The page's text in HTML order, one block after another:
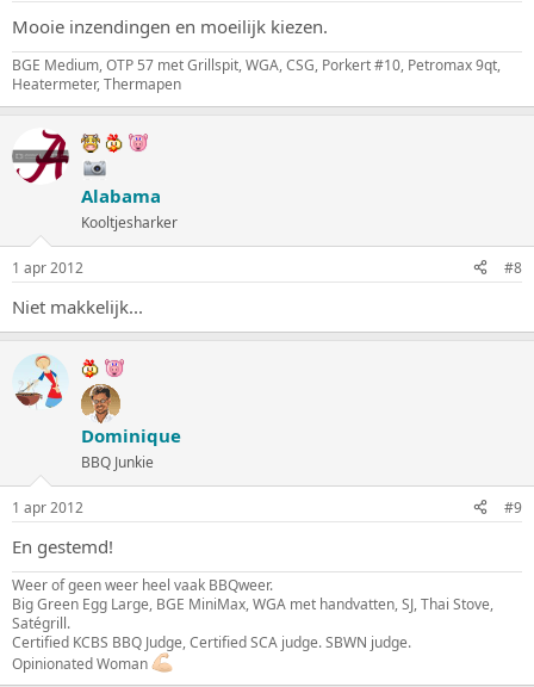
Mooie inzendingen en moeilijk kiezen.
BGE Medium, OTP 57 met Grillspit, WGA, CSG, Porkert #10, Petromax 9qt,
Heatermeter, Thermapen
Alabama
Kooltjesharker
1 apr 2012 #8
Niet makkelijk...
Dominique
BBQ Junkie
1 apr 2012 #9
En gestemd!
Weer of geen weer heel vaak BBQweer.
Big Green Egg Large, BGE MiniMax, WGA met handvatten, SJ, Thai Stove,
Satégrill.
Certified KCBS BBQ Judge, Certified SCA judge. SBWN judge.
Opinionated Woman